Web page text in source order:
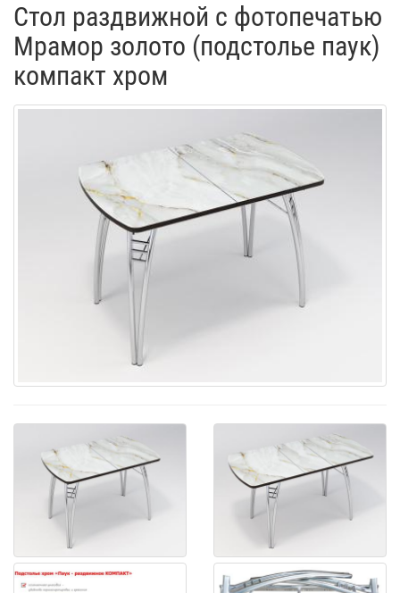
Стол раздвижной с фотопечатью
Мрамор золото (подстолье паук)
компакт хром